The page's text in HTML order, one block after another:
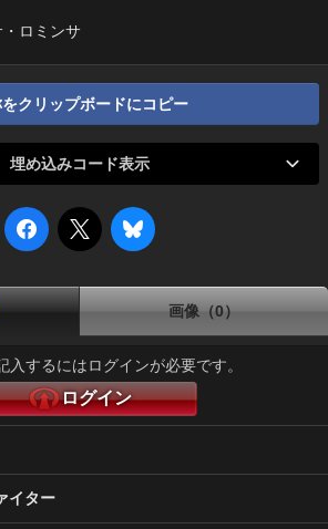
・ロミンサ
クリップボードにコピー
埋め込みコード表示
画像（0）
入するにはログインが必要です。
ログイン
イター